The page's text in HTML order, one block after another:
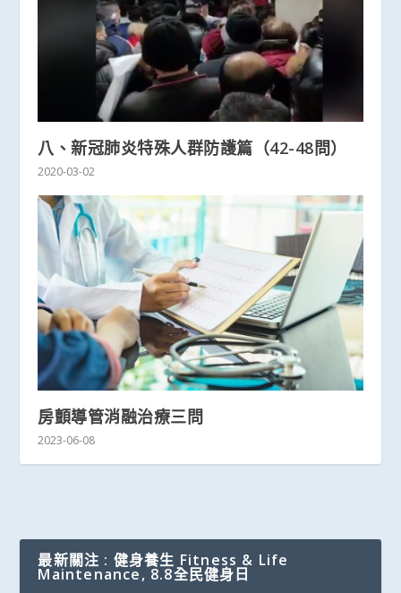
八、新冠肺炎特殊人群防護篇（42-48問）
2020-03-02
房顫導管消融治療三問
2023-06-08
最新關注 : 健身養生 Fitness & Life
Maintenance, 8.8全民健身日